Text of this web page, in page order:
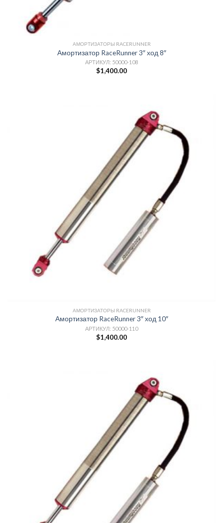
АМОРТИЗАТОРЫ RACERUNNER
Амортизатор RaceRunner 3″ ход 8″
АРТИКУЛ: 50000-108
$1,400.00
АМОРТИЗАТОРЫ RACERUNNER
Амортизатор RaceRunner 3″ ход 10″
АРТИКУЛ: 50000-110
$1,400.00